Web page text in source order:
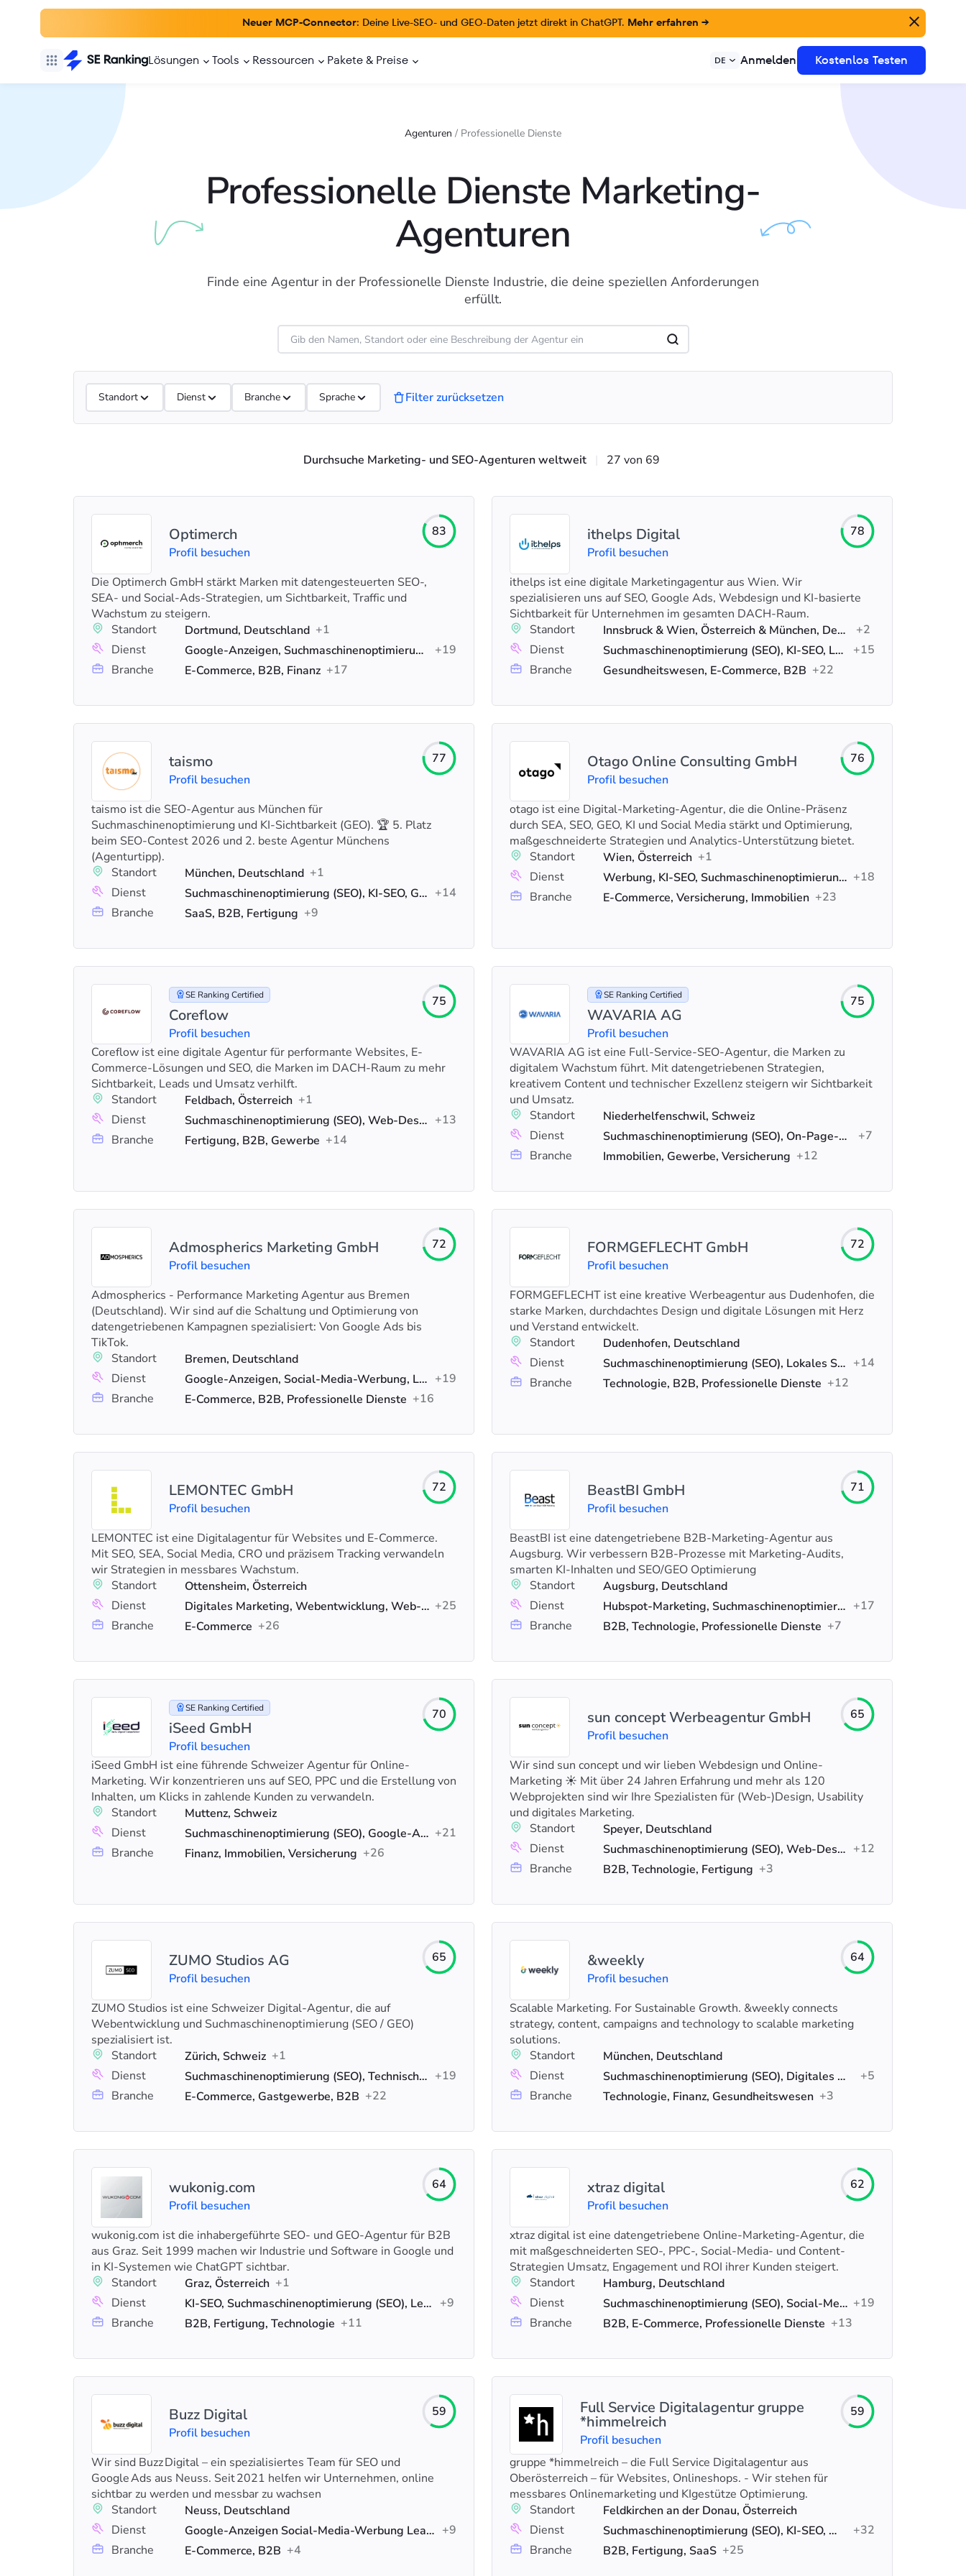
Neuer MCP-Connector: Deine Live-SEO- und GEO-Daten jetzt direkt in ChatGPT. Mehr erfahren →
Lösungen Tools Ressourcen Pakete & Preise DE Anmelden Kostenlos Testen
Agenturen / Professionelle Dienste
Professionelle Dienste Marketing-
Agenturen
Finde eine Agentur in der Professionelle Dienste Industrie, die deine speziellen Anforderungen
erfüllt.
Standort Dienst Branche Sprache Filter zurücksetzen
Durchsuche Marketing- und SEO-Agenturen weltweit 27 von 69
Optimerch
Profil besuchen
83
Die Optimerch GmbH stärkt Marken mit datengesteuerten SEO-,
SEA- und Social-Ads-Strategien, um Sichtbarkeit, Traffic und
Wachstum zu steigern.
Standort
Dortmund, Deutschland +1
Dienst
Google-Anzeigen, Suchmaschinenoptimierung (SEO), Social-Media-Werbung
+19
Branche
E-Commerce, B2B, Finanz +17
ithelps Digital
Profil besuchen
78
ithelps ist eine digitale Marketingagentur aus Wien. Wir
spezialisieren uns auf SEO, Google Ads, Webdesign und KI-basierte
Sichtbarkeit für Unternehmen im gesamten DACH-Raum.
Standort
Innsbruck & Wien, Österreich & München, Deutschland
+2
Dienst
Suchmaschinenoptimierung (SEO), KI-SEO, Lokales SEO
+15
Branche
Gesundheitswesen, E-Commerce, B2B +22
taismo
Profil besuchen
77
taismo ist die SEO-Agentur aus München für
Suchmaschinenoptimierung und KI-Sichtbarkeit (GEO). 🏆 5. Platz
beim SEO-Contest 2026 und 2. beste Agentur Münchens
(Agenturtipp).
Standort
München, Deutschland +1
Dienst
Suchmaschinenoptimierung (SEO), KI-SEO, Google-Anzeigen +14
Branche
SaaS, B2B, Fertigung +9
Otago Online Consulting GmbH
Profil besuchen
76
otago ist eine Digital-Marketing-Agentur, die die Online-Präsenz
durch SEA, SEO, GEO, KI und Social Media stärkt und Optimierung,
maßgeschneiderte Strategien und Analytics-Unterstützung bietet.
Standort
Wien, Österreich +1
Dienst
Werbung, KI-SEO, Suchmaschinenoptimierung (SEO) +18
Branche
E-Commerce, Versicherung, Immobilien +23
SE Ranking Certified
Coreflow
Profil besuchen
75
Coreflow ist eine digitale Agentur für performante Websites, E-
Commerce-Lösungen und SEO, die Marken im DACH-Raum zu mehr
Sichtbarkeit, Leads und Umsatz verhilft.
Standort
Feldbach, Österreich +1
Dienst
Suchmaschinenoptimierung (SEO), Web-Design, Webentwicklung +13
Branche
Fertigung, B2B, Gewerbe +14
SE Ranking Certified
WAVARIA AG
Profil besuchen
75
WAVARIA AG ist eine Full-Service-SEO-Agentur, die Marken zu
digitalem Wachstum führt. Mit datengetriebenen Strategien,
kreativem Content und technischer Exzellenz steigern wir Sichtbarkeit
und Umsatz.
Standort
Niederhelfenschwil, Schweiz
Dienst
Suchmaschinenoptimierung (SEO), On-Page-SEO, Linkaufbau
+7
Branche
Immobilien, Gewerbe, Versicherung +12
Admospherics Marketing GmbH
Profil besuchen
72
Admospherics - Performance Marketing Agentur aus Bremen
(Deutschland). Wir sind auf die Schaltung und Optimierung von
datengetriebenen Kampagnen spezialisiert: Von Google Ads bis
TikTok.
Standort
Bremen, Deutschland
Dienst
Google-Anzeigen, Social-Media-Werbung, Lead-Generierung +19
Branche
E-Commerce, B2B, Professionelle Dienste +16
FORMGEFLECHT GmbH
Profil besuchen
72
FORMGEFLECHT ist eine kreative Werbeagentur aus Dudenhofen, die
starke Marken, durchdachtes Design und digitale Lösungen mit Herz
und Verstand entwickelt.
Standort
Dudenhofen, Deutschland
Dienst
Suchmaschinenoptimierung (SEO), Lokales SEO, Technisches SEO +14
Branche
Technologie, B2B, Professionelle Dienste +12
LEMONTEC GmbH
Profil besuchen
72
LEMONTEC ist eine Digitalagentur für Websites und E-Commerce.
Mit SEO, SEA, Social Media, CRO und präzisem Tracking verwandeln
wir Strategien in messbares Wachstum.
Standort
Ottensheim, Österreich
Dienst
Digitales Marketing, Webentwicklung, Web-Design +25
Branche
E-Commerce +26
BeastBI GmbH
Profil besuchen
71
BeastBI ist eine datengetriebene B2B-Marketing-Agentur aus
Augsburg. Wir verbessern B2B-Prozesse mit Marketing-Audits,
smarten KI-Inhalten und SEO/GEO Optimierung
Standort
Augsburg, Deutschland
Dienst
Hubspot-Marketing, Suchmaschinenoptimierung (SEO), Datenanalyse +17
Branche
B2B, Technologie, Professionelle Dienste +7
SE Ranking Certified
iSeed GmbH
Profil besuchen
70
iSeed GmbH ist eine führende Schweizer Agentur für Online-
Marketing. Wir konzentrieren uns auf SEO, PPC und die Erstellung von
Inhalten, um Klicks in zahlende Kunden zu verwandeln.
Standort
Muttenz, Schweiz
Dienst
Suchmaschinenoptimierung (SEO), Google-Anzeigen, Web-Design +21
Branche
Finanz, Immobilien, Versicherung +26
sun concept Werbeagentur GmbH
Profil besuchen
65
Wir sind sun concept und wir lieben Webdesign und Online-
Marketing ☀️ Mit über 24 Jahren Erfahrung und mehr als 120
Webprojekten sind wir Ihre Spezialisten für (Web-)Design, Usability
und digitales Marketing.
Standort
Speyer, Deutschland
Dienst
Suchmaschinenoptimierung (SEO), Web-Design, Webentwicklung +12
Branche
B2B, Technologie, Fertigung +3
ZUMO Studios AG
Profil besuchen
65
ZUMO Studios ist eine Schweizer Digital-Agentur, die auf
Webentwicklung und Suchmaschinenoptimierung (SEO / GEO)
spezialisiert ist.
Standort
Zürich, Schweiz +1
Dienst
Suchmaschinenoptimierung (SEO), Technisches SEO, SEO-Beratung +19
Branche
E-Commerce, Gastgewerbe, B2B +22
&weekly
Profil besuchen
64
Scalable Marketing. For Sustainable Growth. &weekly connects
strategy, content, campaigns and technology to scalable marketing
solutions.
Standort
München, Deutschland
Dienst
Suchmaschinenoptimierung (SEO), Digitales Marketing, Content-Marketing
+5
Branche
Technologie, Finanz, Gesundheitswesen +3
wukonig.com
Profil besuchen
64
wukonig.com ist die inhabergeführte SEO- und GEO-Agentur für B2B
aus Graz. Seit 1999 machen wir Industrie und Software in Google und
in KI-Systemen wie ChatGPT sichtbar.
Standort
Graz, Österreich +1
Dienst
KI-SEO, Suchmaschinenoptimierung (SEO), Lead-Generierung +9
Branche
B2B, Fertigung, Technologie +11
xtraz digital
Profil besuchen
62
xtraz digital ist eine datengetriebene Online-Marketing-Agentur, die
mit maßgeschneiderten SEO-, PPC-, Social-Media- und Content-
Strategien Umsatz, Engagement und ROI ihrer Kunden steigert.
Standort
Hamburg, Deutschland
Dienst
Suchmaschinenoptimierung (SEO), Social-Media-Werbung, Google-Anzeigen +19
Branche
B2B, E-Commerce, Professionelle Dienste +13
Buzz Digital
Profil besuchen
59
Wir sind Buzz Digital – ein spezialisiertes Team für SEO und
Google Ads aus Neuss. Seit 2021 helfen wir Unternehmen, online
sichtbar zu werden und messbar zu wachsen
Standort
Neuss, Deutschland
Dienst
Google-Anzeigen Social-Media-Werbung Lead-Generierung Suchmaschinenoptimierung (SEO), E-Commerce-SEO, PPC +9
Branche
E-Commerce, B2B +4
Full Service Digitalagentur gruppe
*himmelreich
Profil besuchen
59
gruppe *himmelreich – die Full Service Digitalagentur aus
Oberösterreich – für Websites, Onlineshops. - Wir stehen für
messbares Onlinemarketing und KIgestütze Optimierung.
Standort
Feldkirchen an der Donau, Österreich
Dienst
Suchmaschinenoptimierung (SEO), KI-SEO, Webentwicklung
+32
Branche
B2B, Fertigung, SaaS +25